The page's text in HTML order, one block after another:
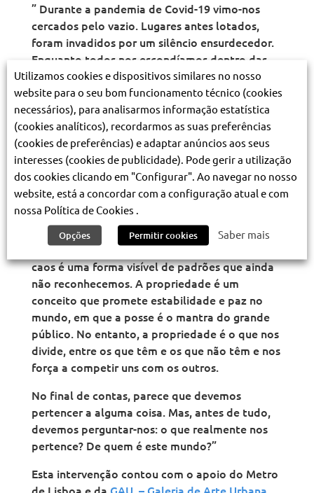
” Durante a pandemia de Covid-19 vimo-nos
cercados pelo vazio. Lugares antes lotados,
foram invadidos por um silêncio ensurdecedor.
Enquanto todos nos escondíamos dentro das
nossas paredes de segurança, as paredes
externas permaneciam cobertas por camadas
de significado.
Quando saímos do confinamento, uma nova
camada de caos abateu-se sobre nós. Muitas
coisas que tomámos como garantidas foram-
nos tiradas —primeiro a nossa liberdade de
movimento, depois a nossa capacidade de
acreditar num futuro melhor.
A história não faz mais do que repetir-se. O
caos é uma forma visível de padrões que ainda
não reconhecemos. A propriedade é um
conceito que promete estabilidade e paz no
mundo, em que a posse é o mantra do grande
público. No entanto, a propriedade é o que nos
divide, entre os que têm e os que não têm e nos
força a competir uns com os outros.
No final de contas, parece que devemos
pertencer a alguma coisa. Mas, antes de tudo,
devemos perguntar-nos: o que realmente nos
pertence? De quem é este mundo?”
Esta intervenção contou com o apoio do Metro
Utilizamos cookies e dispositivos similares no nosso
website para o seu bom funcionamento técnico (cookies
necessários), para analisarmos informação estatística
(cookies analíticos), recordarmos as suas preferências
(cookies de preferências) e adaptar anúncios aos seus
interesses (cookies de publicidade). Pode gerir a utilização
dos cookies clicando em "Configurar". Ao navegar no nosso
website, está a concordar com a configuração atual e com
nossa Política de Cookies .
Opções Permitir cookies Saber mais